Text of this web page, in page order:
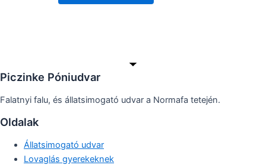
Piczinke Póniudvar
Falatnyi falu, és állatsimogató udvar a Normafa tetején.
Oldalak
Állatsimogató udvar
Lovaglás gyerekeknek